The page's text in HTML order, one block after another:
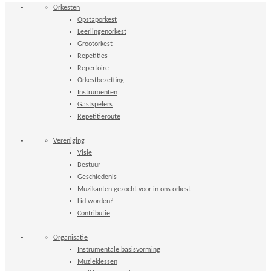
Orkesten
Opstaporkest
Leerlingenorkest
Grootorkest
Repetities
Repertoire
Orkestbezetting
Instrumenten
Gastspelers
Repetitieroute
Vereniging
Visie
Bestuur
Geschiedenis
Muzikanten gezocht voor in ons orkest
Lid worden?
Contributie
Organisatie
Instrumentale basisvorming
Muzieklessen